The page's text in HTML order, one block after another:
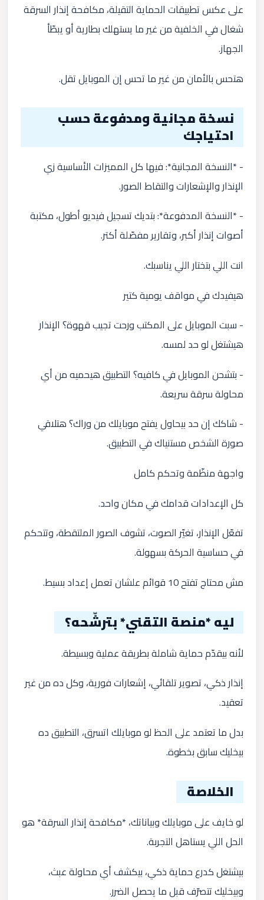
على عكس تطبيقات الحماية التقيلة، مكافحة إنذار السرقة
شغال في الخلفية من غير ما يستهلك بطارية أو يبطّأ
الجهاز.
هتحس بالأمان من غير ما تحس إن الموبايل تقل.
نسخة مجانية ومدفوعة حسب
احتياجك
- *النسخة المجانية*: فيها كل المميزات الأساسية زي
الإنذار والإشعارات والتقاط الصور.
- *النسخة المدفوعة*: بتديك تسجيل فيديو أطول، مكتبة
أصوات إنذار أكبر، وتقارير مفصّلة أكتر.
انت اللي بتختار اللي يناسبك.
هيفيدك في مواقف يومية كتير
- سبت الموبايل على المكتب ورحت تجيب قهوة؟ الإنذار
هيشتغل لو حد لمسه.
- بتشحن الموبايل في كافيه؟ التطبيق هيحميه من أي
محاولة سرقة سريعة.
- شاكك إن حد بيحاول يفتح موبايلك من وراك؟ هتلاقي
صورة الشخص مستنياك في التطبيق.
واجهة منظّمة وتحكم كامل
كل الإعدادات قدامك في مكان واحد.
تفعّل الإنذار، تغيّر الصوت، تشوف الصور الملتقطة، وتتحكم
في حساسية الحركة بسهولة.
مش محتاج تفتح 10 قوائم علشان تعمل إعداد بسيط.
ليه *منصة التقني* بترشّحه؟
لأنه بيقدّم حماية شاملة بطريقة عملية وبسيطة.
إنذار ذكي، تصوير تلقائي، إشعارات فورية، وكل ده من غير
تعقيد.
بدل ما تعتمد على الحظ لو موبايلك اتسرق، التطبيق ده
بيخليك سابق بخطوة.
الخلاصة
لو خايف على موبايلك وبياناتك، *مكافحة إنذار السرقة* هو
الحل اللي يستاهل التجربة.
بيشتغل كدرع حماية ذكي، بيكشف أي محاولة عبث،
وبيخليك تتصرّف قبل ما يحصل الضرر.